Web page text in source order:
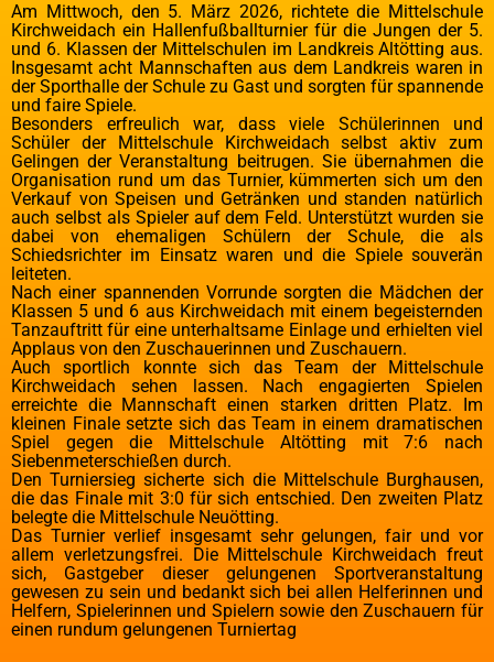
Am Mittwoch, den 5. März 2026, richtete die Mittelschule
Kirchweidach ein Hallenfußballturnier für die Jungen der 5.
und 6. Klassen der Mittelschulen im Landkreis Altötting aus.
Insgesamt acht Mannschaften aus dem Landkreis waren in
der Sporthalle der Schule zu Gast und sorgten für spannende
und faire Spiele.
Besonders erfreulich war, dass viele Schülerinnen und
Schüler der Mittelschule Kirchweidach selbst aktiv zum
Gelingen der Veranstaltung beitrugen. Sie übernahmen die
Organisation rund um das Turnier, kümmerten sich um den
Verkauf von Speisen und Getränken und standen natürlich
auch selbst als Spieler auf dem Feld. Unterstützt wurden sie
dabei von ehemaligen Schülern der Schule, die als
Schiedsrichter im Einsatz waren und die Spiele souverän
leiteten.
Nach einer spannenden Vorrunde sorgten die Mädchen der
Klassen 5 und 6 aus Kirchweidach mit einem begeisternden
Tanzauftritt für eine unterhaltsame Einlage und erhielten viel
Applaus von den Zuschauerinnen und Zuschauern.
Auch sportlich konnte sich das Team der Mittelschule
Kirchweidach sehen lassen. Nach engagierten Spielen
erreichte die Mannschaft einen starken dritten Platz. Im
kleinen Finale setzte sich das Team in einem dramatischen
Spiel gegen die Mittelschule Altötting mit 7:6 nach
Siebenmeterschießen durch.
Den Turniersieg sicherte sich die Mittelschule Burghausen,
die das Finale mit 3:0 für sich entschied. Den zweiten Platz
belegte die Mittelschule Neuötting.
Das Turnier verlief insgesamt sehr gelungen, fair und vor
allem verletzungsfrei. Die Mittelschule Kirchweidach freut
sich, Gastgeber dieser gelungenen Sportveranstaltung
gewesen zu sein und bedankt sich bei allen Helferinnen und
Helfern, Spielerinnen und Spielern sowie den Zuschauern für
einen rundum gelungenen Turniertag